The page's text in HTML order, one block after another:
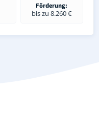
Förderung:
bis zu 8.260 €